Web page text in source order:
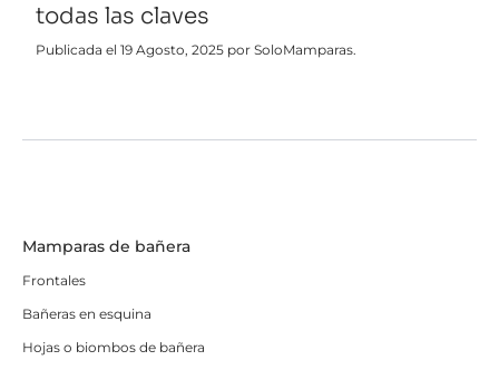
todas las claves
Publicada el 19 Agosto, 2025 por SoloMamparas.
Mamparas de bañera
Frontales
Bañeras en esquina
Hojas o biombos de bañera